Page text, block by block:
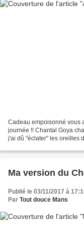
Cadeau empoisonné vous
journée !! Chantal Goya
j'ai dû "éclater" les oreilles
Ma version du
Publié le 03/11/2017 à
Par Tout douce Mans